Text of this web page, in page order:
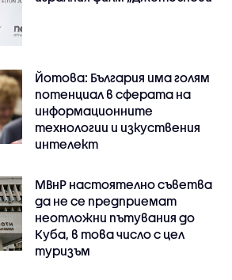
Йотова: България има голям
потенциал в сферата на
информационните
технологии и изкуствения
интелект
МВнР настоятелно съветва
да не се предприемат
неотложни пътувания до
Куба, в това число с цел
туризъм